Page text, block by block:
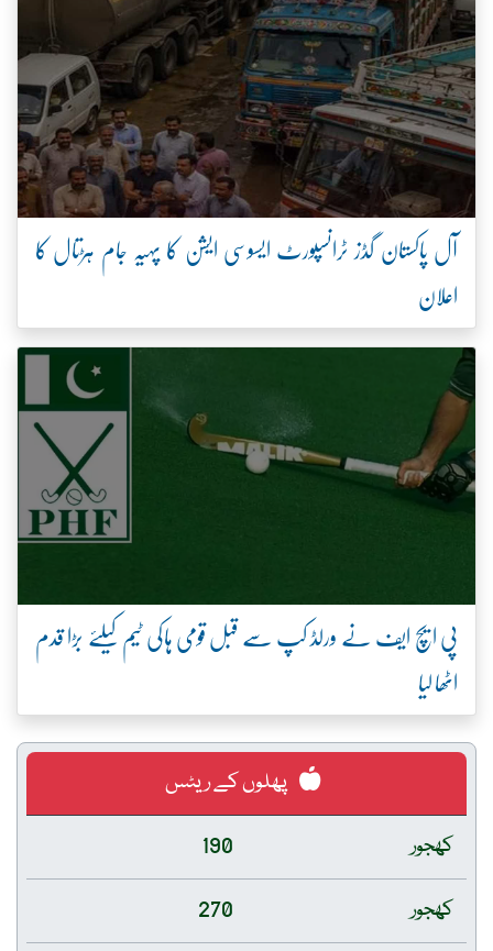
آل پاکستان گڈز ٹرانسپورٹ ایسوسی ایشن کا پہیہ جام ہڑتال کا
اعلان
پی ایچ ایف نے ورلڈ کپ سے قبل قومی ہاکی ٹیم کیلئے بڑا قدم
اٹھا لیا
پھلوں کے ریٹس
کھجور
190
کھجور
270